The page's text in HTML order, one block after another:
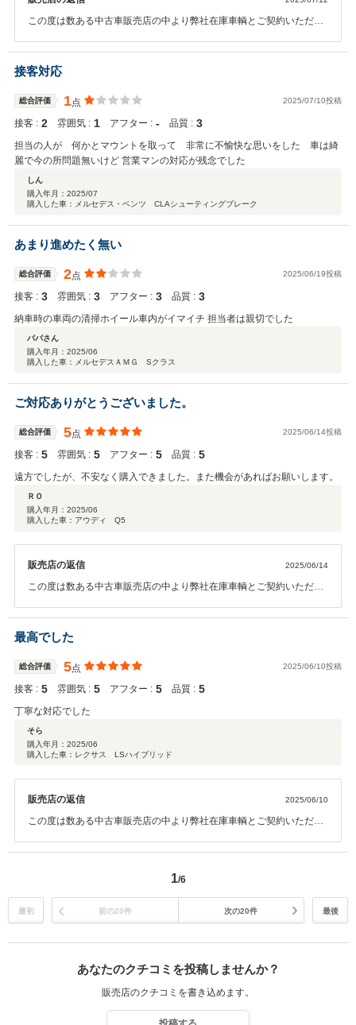
この度は数ある中古車販売店の中より弊社在庫車輌とご契約いただき
す。 何かご不明な点等ございましたらお気軽にご連絡ください。 今後
とも末永いお付き合いの程宜しくお願い致します。
接客対応
総合評価 1点 2025/07/10投稿
接客 : 2 雰囲気 : 1 アフター : ‐ 品質 : 3
担当の人が 何かとマウントを取って 非常に不愉快な思いをした 車は綺
麗で今の所問題無いけど 営業マンの対応が残念でした
しん
購入年月： 2025/07
購入した車：メルセデス・ベンツ CLAシューティングブレーク
あまり進めたく無い
総合評価 2点 2025/06/19投稿
接客 : 3 雰囲気 : 3 アフター : 3 品質 : 3
納車時の車両の清掃ホイール車内がイマイチ 担当者は親切でした
パパさん
購入年月： 2025/06
購入した車：メルセデスＡＭＧ Sクラス
ご対応ありがとうございました。
総合評価 5点 2025/06/14投稿
接客 : 5 雰囲気 : 5 アフター : 5 品質 : 5
遠方でしたが、不安なく購入できました。また機会があればお願いします。
ＲＯ
購入年月： 2025/06
購入した車：アウディ Q5
販売店の返信 2025/06/14
この度は数ある中古車販売店の中より弊社在庫車輌とご契約いただき
す。 何かご不明な点等ございましたらお気軽にご連絡ください。 今後
とも末永いお付き合いの程宜しくお願い致します。
最高でした
総合評価 5点 2025/06/10投稿
接客 : 5 雰囲気 : 5 アフター : 5 品質 : 5
丁寧な対応でした
そら
購入年月： 2025/06
購入した車：レクサス LSハイブリッド
販売店の返信 2025/06/10
この度は数ある中古車販売店の中より弊社在庫車輌とご契約いただき
ございます。 何かご不明な点等ございましたらお気軽にご連絡くださ
1/6
最初 前の20件 次の20件 最後
あなたのクチコミを投稿しませんか？
販売店のクチコミを書き込めます。